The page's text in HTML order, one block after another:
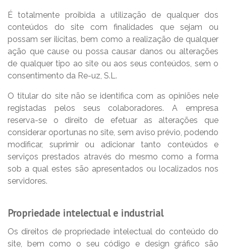
É totalmente proibida a utilização de qualquer dos
conteúdos do site com finalidades que sejam ou
possam ser ilícitas, bem como a realização de qualquer
ação que cause ou possa causar danos ou alterações
de qualquer tipo ao site ou aos seus conteúdos, sem o
consentimento da Re-uz, S.L.
O titular do site não se identifica com as opiniões nele
registadas pelos seus colaboradores. A empresa
reserva-se o direito de efetuar as alterações que
considerar oportunas no site, sem aviso prévio, podendo
modificar, suprimir ou adicionar tanto conteúdos e
serviços prestados através do mesmo como a forma
sob a qual estes são apresentados ou localizados nos
servidores.
Propriedade intelectual e industrial
Os direitos de propriedade intelectual do conteúdo do
site, bem como o seu código e design gráfico são